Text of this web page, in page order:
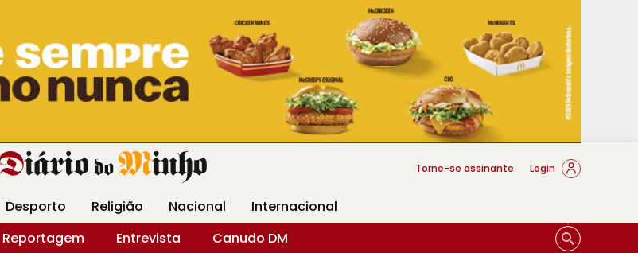
Gráfica DM Livraria DM Arquidiocese Braga
Torne-se assinante Login
Desporto Religião Nacional
Internacional
Reportagem Entrevista
Canudo DM